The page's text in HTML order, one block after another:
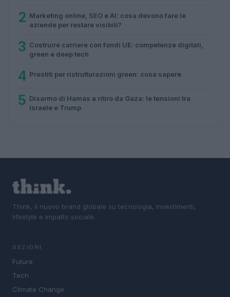
2 Marketing online, SEO e AI: cosa devono fare le
aziende per restare visibili?
3 Costruire carriere con fondi UE: competenze digitali,
green e deep tech
4 Prestiti per ristrutturazioni green: cosa sapere
5 Disarmo di Hamas e ritiro da Gaza: le tensioni tra
Israele e Trump
Think, il nuovo brand globale su tecnologia, investimenti,
lifestyle e impatto sociale.
SEZIONI
Future
Tech
Climate Change